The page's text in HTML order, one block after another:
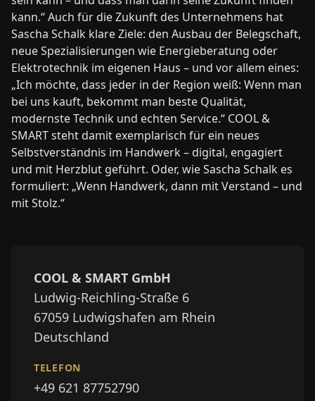
kann.“ Auch für die Zukunft des Unternehmens hat
Sascha Schalk klare Ziele: den Ausbau der Belegschaft,
neue Spezialisierungen wie Energieberatung oder
Elek­trotechnik im eigenen Haus – und vor allem eines:
„Ich möchte, dass jeder in der Region weiß: Wenn man
bei uns kauft, bekommt man beste Qualität,
modernste Technik und echten Service.“ COOL &
SMART steht damit exemplarisch für ein neues
Selbstverständnis im Handwerk – digital, engagiert
und mit Herzblut geführt. Oder, wie Sascha Schalk es
formuliert: „Wenn Handwerk, dann mit Verstand – und
mit Stolz.“
COOL & SMART GmbH
Ludwig-Reichling-Straße 6
67059 Ludwigshafen am Rhein
Deutschland
TELEFON
+49 621 87752790